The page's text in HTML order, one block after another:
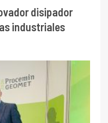
disipador
industriales